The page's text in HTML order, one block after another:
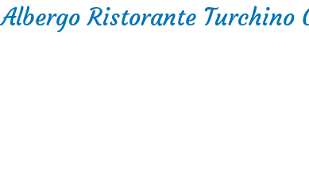
Albergo Ristorante Turchino